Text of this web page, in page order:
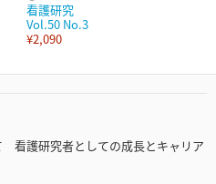
看護研究
Vol.50 No.3
¥2,090
護研究者としての成長とキャリア